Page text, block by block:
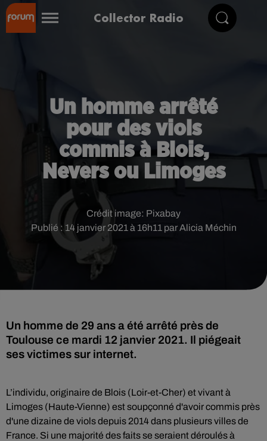
Collector Radio
Un homme arrêté
pour des viols
commis à Blois,
Nevers ou Limoges
Publié : 14 janvier 2021 à 16h11 par Alicia Méchin
Crédit image: Pixabay
Un homme de 29 ans a été arrêté près de
Toulouse ce mardi 12 janvier 2021. Il piégeait
ses victimes sur internet.
L’individu, originaire de Blois (Loir-et-Cher) et vivant à
Limoges (Haute-Vienne) est soupçonné d'avoir commis près
d'une dizaine de viols depuis 2014 dans plusieurs villes de
France. Si une majorité des faits se seraient déroulés à